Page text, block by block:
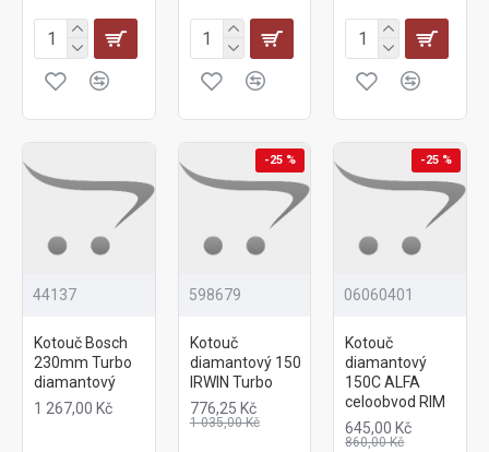
44137
Kotouč Bosch
230mm Turbo
diamantový
1 267,00 Kč
-25 %
598679
Kotouč
diamantový 150
IRWIN Turbo
776,25 Kč
1 035,00 Kč
-25 %
06060401
Kotouč
diamantový
150C ALFA
celoobvod RIM
645,00 Kč
860,00 Kč